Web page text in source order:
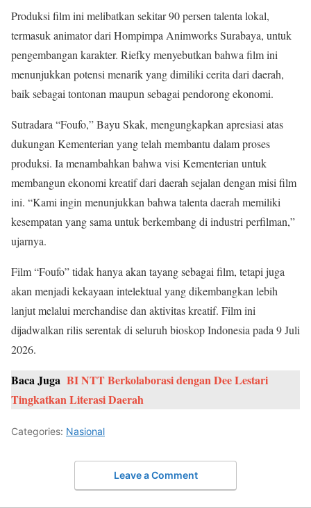
Produksi film ini melibatkan sekitar 90 persen talenta lokal,
termasuk animator dari Hompimpa Animworks Surabaya, untuk
pengembangan karakter. Riefky menyebutkan bahwa film ini
menunjukkan potensi menarik yang dimiliki cerita dari daerah,
baik sebagai tontonan maupun sebagai pendorong ekonomi.
Sutradara “Foufo,” Bayu Skak, mengungkapkan apresiasi atas
dukungan Kementerian yang telah membantu dalam proses
produksi. Ia menambahkan bahwa visi Kementerian untuk
membangun ekonomi kreatif dari daerah sejalan dengan misi film
ini. “Kami ingin menunjukkan bahwa talenta daerah memiliki
kesempatan yang sama untuk berkembang di industri perfilman,”
ujarnya.
Film “Foufo” tidak hanya akan tayang sebagai film, tetapi juga
akan menjadi kekayaan intelektual yang dikembangkan lebih
lanjut melalui merchandise dan aktivitas kreatif. Film ini
dijadwalkan rilis serentak di seluruh bioskop Indonesia pada 9 Juli
2026.
Baca Juga BI NTT Berkolaborasi dengan Dee Lestari
Tingkatkan Literasi Daerah
Categories: Nasional
Leave a Comment